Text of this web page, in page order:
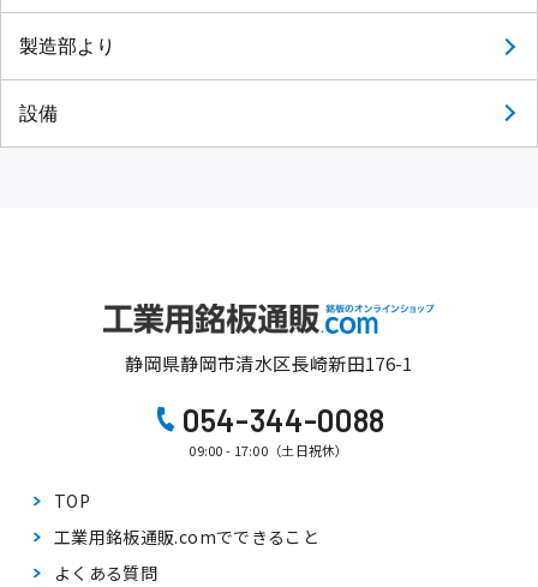
製造部より
設備
静岡県静岡市清水区長崎新田176-1
054-344-0088
09:00 - 17:00（土日祝休）
TOP
工業用銘板通販.comでできること
よくある質問